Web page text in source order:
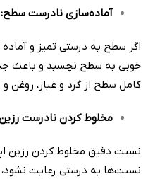
آماده‌سازی نادرست سطح:
اگر سطح به درستی تمیز و
خوبی به سطح نچسبد و باعث
کامل سطح از گرد و غبار، روغن
مخلوط کردن نادرست رزین
نسبت دقیق مخلوط کردن رزین
نسبت‌ها به درستی رعایت